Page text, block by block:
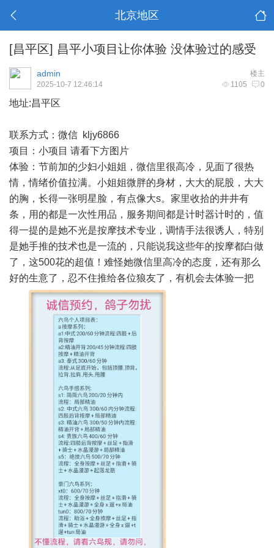
北京地区
[昌平区] 昌平小项目让你体验 没体验过的感受
楼主
admin
1105 0
2025-10-7 12:46:14
地址:昌平区
联系方式：微信 kljy6866
项目：小项目 请看下方图片
体验：节前加的少妇小姐姐，微信里很高冷，见面了很热
情，情绪价值拉满。小姐姐微胖的身材，大大的屁股，大大
的胸，长得一张明星脸，有点像大s。家里收拾的井井有
条，用的都是一次性用品，服务期间都是计时器计时的，值
得一提的是她不光是按摩技术专业，调情手法很诱人，特别
是她手推的技术也是一流的，只能说我这些年的按摩都白做
了，这500花的超值！难怪她微信里高冷的态度，还有那么
好的生意了，忍不住推给各位狼友了，有机会去体验一把